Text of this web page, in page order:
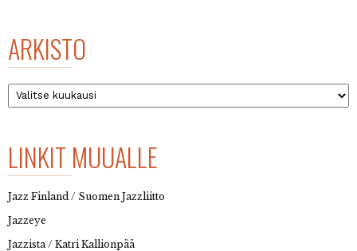
ARKISTO
Arkisto
LINKIT MUUALLE
Jazz Finland / Suomen Jazzliitto
Jazzeye
Jazzista / Katri Kallionpää